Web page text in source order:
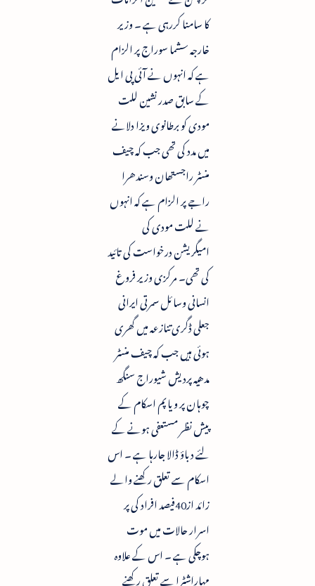
کا سامنا کررہی ہے ۔ وزیر
خارجہ سشما سوراج پر الزام
ہے کہ انہوں نے آئی پی ایل
کے سابق صدر نشین للت
مودی کو برطانوی ویزا دلانے
میں مدد کی تھی جب کہ چیف
منسٹر راجستھان وسندھرا
راجے پر الزام ہے کہ انہوں
نے للت مودی کی
امیگریشن درخواست کی تائید
کی تھی۔ مرکزی وزیر فروغ
انسانی وسائل سمرتی ایرانی
جعلی ڈگری تنازعہ میں گھری
ہوئی ہیں جب کہ چیف منسٹر
مدھیہ پردیش شیوراج سنگھ
چوہان پر ویاپم اسکام کے
پیش نظر مستعفی ہونے کے
لئے دباؤ ڈالا جارہا ہے ۔ اس
اسکام سے تعلق رکھنے والے
زائد از40فیصد افراد کی پر
اسرار حالات میں موت
ہوچکی ہے ۔ اس کے علاوہ
مہاراشٹرا سے تعلق رکھنے